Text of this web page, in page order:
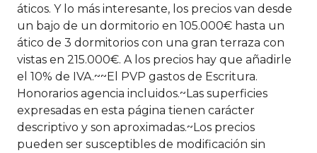
áticos. Y lo más interesante, los precios van desde
un bajo de un dormitorio en 105.000€ hasta un
ático de 3 dormitorios con una gran terraza con
vistas en 215.000€. A los precios hay que añadirle
el 10% de IVA.~~El PVP gastos de Escritura.
Honorarios agencia incluidos.~Las superficies
expresadas en esta página tienen carácter
descriptivo y son aproximadas.~Los precios
pueden ser susceptibles de modificación sin